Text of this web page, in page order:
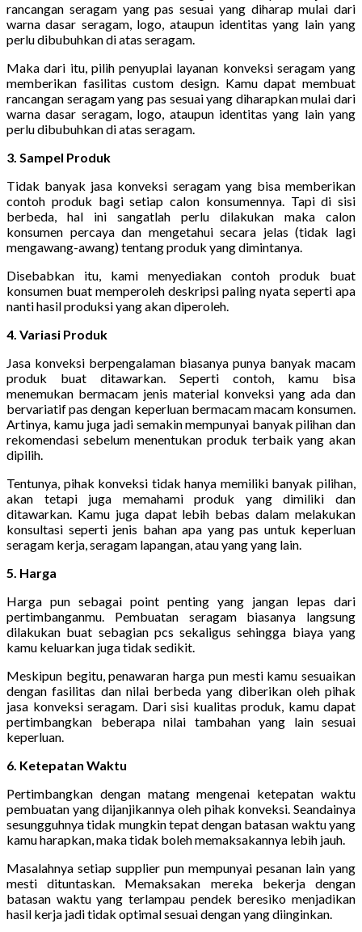
rancangan seragam yang pas sesuai yang diharap mulai dari
warna dasar seragam, logo, ataupun identitas yang lain yang
perlu dibubuhkan di atas seragam.
Maka dari itu, pilih penyuplai layanan konveksi seragam yang
memberikan fasilitas custom design. Kamu dapat membuat
rancangan seragam yang pas sesuai yang diharapkan mulai dari
warna dasar seragam, logo, ataupun identitas yang lain yang
perlu dibubuhkan di atas seragam.
3. Sampel Produk
Tidak banyak jasa konveksi seragam yang bisa memberikan
contoh produk bagi setiap calon konsumennya. Tapi di sisi
berbeda, hal ini sangatlah perlu dilakukan maka calon
konsumen percaya dan mengetahui secara jelas (tidak lagi
mengawang-awang) tentang produk yang dimintanya.
Disebabkan itu, kami menyediakan contoh produk buat
konsumen buat memperoleh deskripsi paling nyata seperti apa
nanti hasil produksi yang akan diperoleh.
4. Variasi Produk
Jasa konveksi berpengalaman biasanya punya banyak macam
produk buat ditawarkan. Seperti contoh, kamu bisa
menemukan bermacam jenis material konveksi yang ada dan
bervariatif pas dengan keperluan bermacam macam konsumen.
Artinya, kamu juga jadi semakin mempunyai banyak pilihan dan
rekomendasi sebelum menentukan produk terbaik yang akan
dipilih.
Tentunya, pihak konveksi tidak hanya memiliki banyak pilihan,
akan tetapi juga memahami produk yang dimiliki dan
ditawarkan. Kamu juga dapat lebih bebas dalam melakukan
konsultasi seperti jenis bahan apa yang pas untuk keperluan
seragam kerja, seragam lapangan, atau yang yang lain.
5. Harga
Harga pun sebagai point penting yang jangan lepas dari
pertimbanganmu. Pembuatan seragam biasanya langsung
dilakukan buat sebagian pcs sekaligus sehingga biaya yang
kamu keluarkan juga tidak sedikit.
Meskipun begitu, penawaran harga pun mesti kamu sesuaikan
dengan fasilitas dan nilai berbeda yang diberikan oleh pihak
jasa konveksi seragam. Dari sisi kualitas produk, kamu dapat
pertimbangkan beberapa nilai tambahan yang lain sesuai
keperluan.
6. Ketepatan Waktu
Pertimbangkan dengan matang mengenai ketepatan waktu
pembuatan yang dijanjikannya oleh pihak konveksi. Seandainya
sesungguhnya tidak mungkin tepat dengan batasan waktu yang
kamu harapkan, maka tidak boleh memaksakannya lebih jauh.
Masalahnya setiap supplier pun mempunyai pesanan lain yang
mesti dituntaskan. Memaksakan mereka bekerja dengan
batasan waktu yang terlampau pendek beresiko menjadikan
hasil kerja jadi tidak optimal sesuai dengan yang diinginkan.